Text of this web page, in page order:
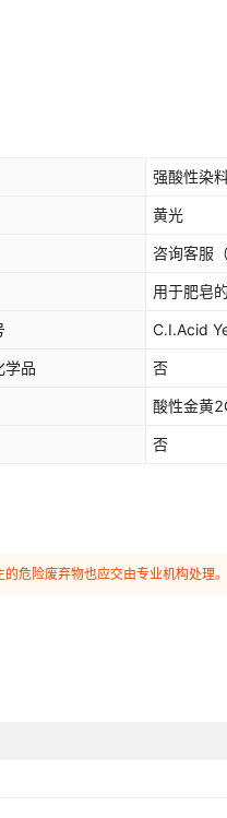
强酸性染
黄光
咨询客服
用于肥皂
C.I.Acid
学品 否
酸性金黄
否
危险废弃物也应交由专业机构处理。